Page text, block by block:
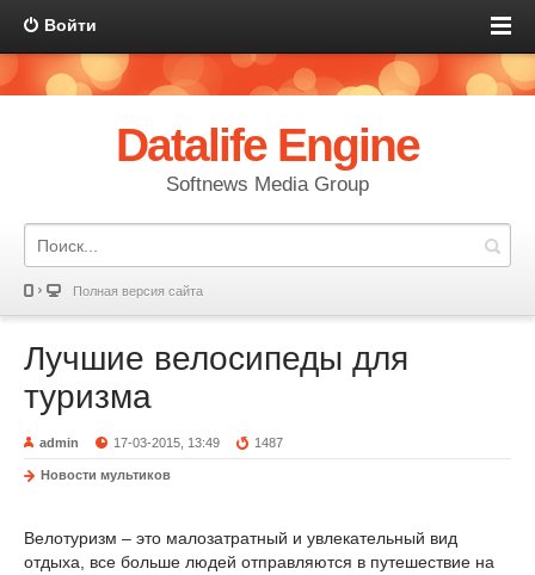
Войти
Datalife Engine
Softnews Media Group
Полная версия сайта
Лучшие велосипеды для
туризма
admin 17-03-2015, 13:49 1487
Новости мультиков
Велотуризм – это малозатратный и увлекательный вид
отдыха, все больше людей отправляются в путешествие на